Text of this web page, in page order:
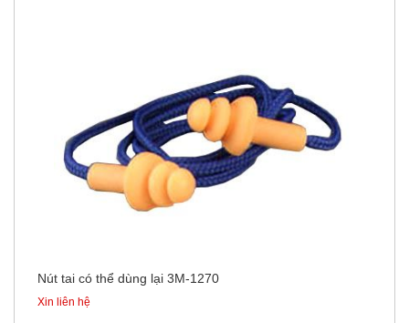
Nút tai có thể dùng lại 3M-1270
Xin liên hệ